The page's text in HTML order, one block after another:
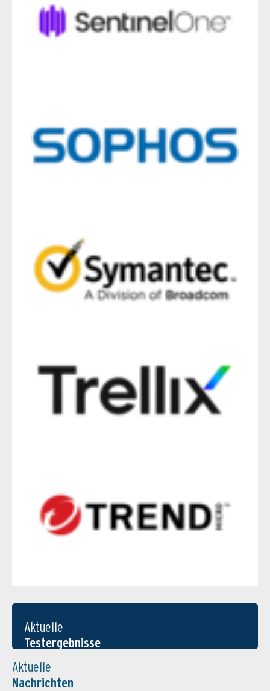
Aktuelle
Testergebnisse
Aktuelle
Nachrichten